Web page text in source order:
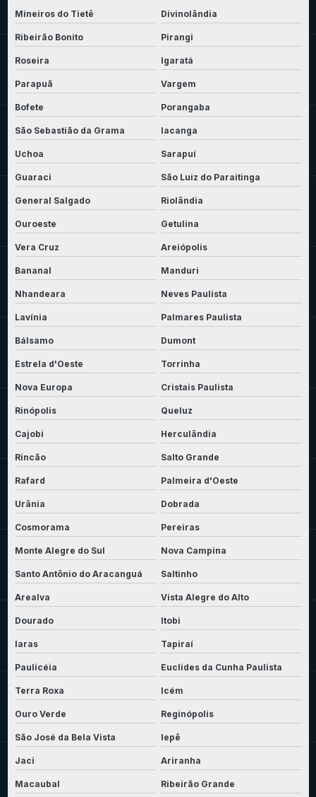
Mineiros do Tietê Divinolândia
Ribeirão Bonito Pirangi
Roseira Igaratá
Parapuã Vargem
Bofete Porangaba
São Sebastião da Grama Iacanga
Uchoa Sarapuí
Guaraci São Luiz do Paraitinga
General Salgado Riolândia
Ouroeste Getulina
Vera Cruz Areiópolis
Bananal Manduri
Nhandeara Neves Paulista
Lavínia Palmares Paulista
Bálsamo Dumont
Estrela d'Oeste Torrinha
Nova Europa Cristais Paulista
Rinópolis Queluz
Cajobi Herculândia
Rincão Salto Grande
Rafard Palmeira d'Oeste
Urânia Dobrada
Cosmorama Pereiras
Monte Alegre do Sul Nova Campina
Santo Antônio do Aracanguá Saltinho
Arealva Vista Alegre do Alto
Dourado Itobi
Iaras Tapiraí
Paulicéia Euclides da Cunha Paulista
Terra Roxa Icém
Ouro Verde Reginópolis
São José da Bela Vista Iepê
Jaci Ariranha
Macaubal Ribeirão Grande